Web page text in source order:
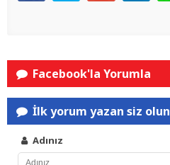
Facebook'la Yorumla
İlk yorum yazan siz olun
Adınız